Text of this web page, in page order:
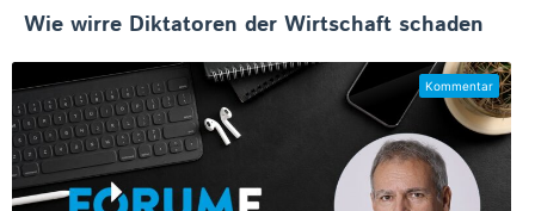
Wie wirre Diktatoren der Wirtschaft schaden